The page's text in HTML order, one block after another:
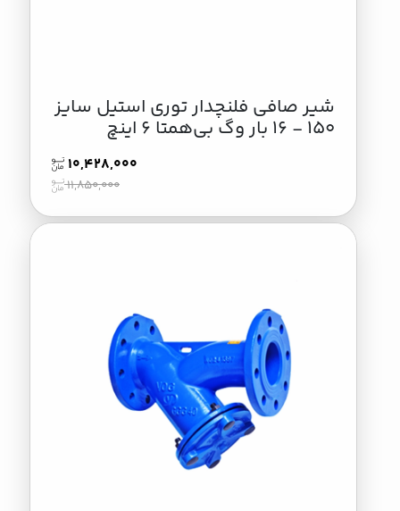
شیر صافی فلنچدار توری استیل سایز
150 - 16 بار وگ بی‌همتا 6 اینچ
10,428,000
11,850,000